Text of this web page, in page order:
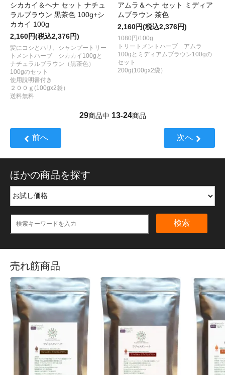
シカカイ＆ヘナ セット ナチュ
ラルブラウン 黒茶色 100g+シ
カカイ 100g
2,160円(税込2,376円)
髪にコシとハリ、シャンプートリー
トメントハーブ シカカイ100gと
ナチュラルブラウン（黒茶色）
100gのセット
使用説明書付き
２００ｇ(100gx2袋）
送料無料
アムラ＆ヘナ セット ミディア
ムブラウン 茶色
2,160円(税込2,376円)
1080円/100g
トリートメントハーブ アムラ
100gとミディアムブラウン100gの
セット
200g(100gx2袋）
29商品中 13-24商品
前へ 次へ
ほかの商品を探す
検索
売れ筋商品